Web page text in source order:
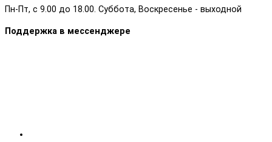
Пн-Пт, с 9.00 до 18.00. Суббота, Воскресенье - выходной
Поддержка в мессенджере